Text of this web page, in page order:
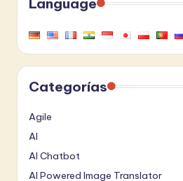
Language
Categorías
Agile
AI
AI Chatbot
AI Powered Image Translator